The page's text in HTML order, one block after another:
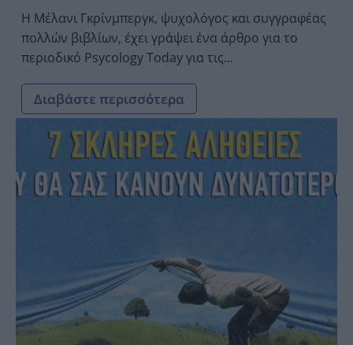
Η Μέλανι Γκρίνμπεργκ, ψυχολόγος και συγγραφέας
πολλών βιβλίων, έχει γράψει ένα άρθρο για το
περιοδικό Psycology Today για τις...
Διαβάστε περισσότερα